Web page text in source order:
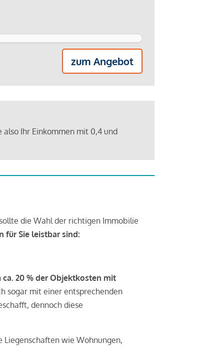
zum Angebot
Ihr Einkommen mit 0,4 und
die Wahl der richtigen Immobilie
für Sie leistbar sind:
ca. 20 % der Objektkosten mit
sogar mit einer entsprechenden
dennoch diese
Liegenschaften wie Wohnungen,